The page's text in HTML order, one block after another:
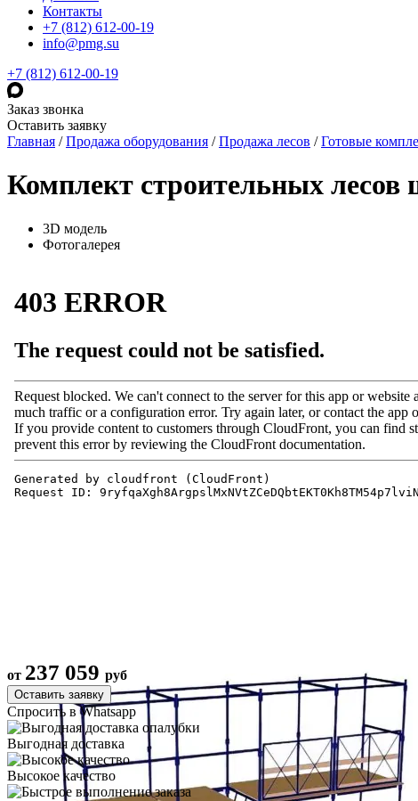
Контакты
+7 (812) 612-00-19
info@pmg.su
+7 (812) 612-00-19
Заказ звонка
Оставить заявку
Главная /Продажа оборудования /Продажа лесов /Готовые
Комплект строительных
3D модель
Фотогалерея
от 237 059 руб
Оставить заявку
Спросить в Whatsapp
Выгодная доставка
Высокое качество